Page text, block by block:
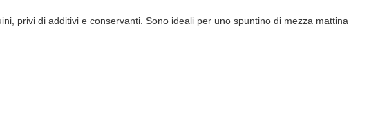
privi di additivi e conservanti. Sono ideali per uno spuntino di mezza mattina